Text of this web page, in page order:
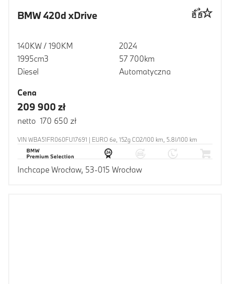
BMW 420d xDrive
140KW / 190KM
1995cm3
Diesel
2024
57 700km
Automatyczna
Cena
209 900 zł
netto 170 650 zł
VIN WBA51FR060FU17691 | EURO 6e, 152g CO2/100 km, 5.8l/100 km
Inchcape Wrocław, 53-015 Wrocław